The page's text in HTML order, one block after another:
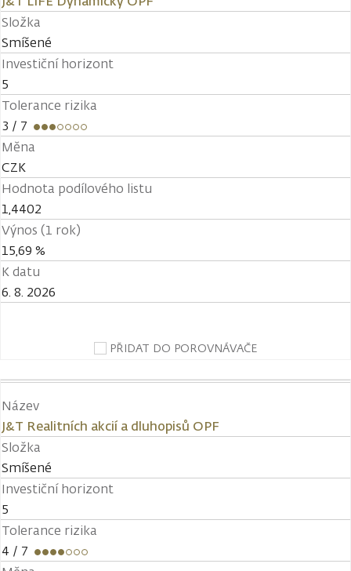
Složka
Smíšené
Investiční horizont
5
Tolerance rizika
3 / 7
Měna
CZK
Hodnota podílového listu
1,4402
Výnos (1 rok)
15,69 %
K datu
6. 8. 2026
PŘIDAT DO POROVNÁVAČE
Název
J&T Realitních akcií a dluhopisů OPF
Složka
Smíšené
Investiční horizont
5
Tolerance rizika
4 / 7